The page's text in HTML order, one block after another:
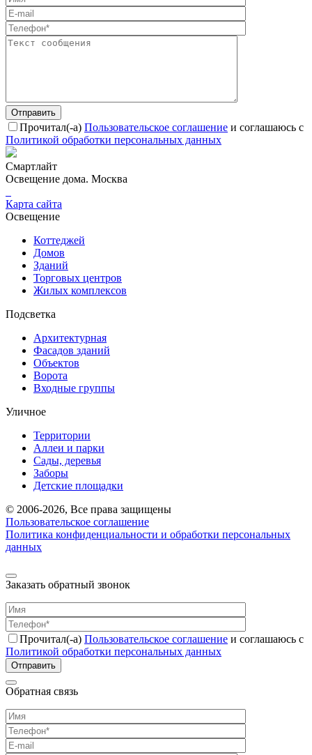
Отправить
Прочитал(-а) Пользовательское соглашение и соглашаюсь с
Политикой обработки персональных данных
Смартлайт
Освещение дома. Москва
Карта сайта
Освещение
Коттеджей
Домов
Зданий
Торговых центров
Жилых комплексов
Подсветка
Архитектурная
Фасадов зданий
Объектов
Ворота
Входные группы
Уличное
Территории
Аллеи и парки
Сады, деревья
Заборы
Детские площадки
© 2006-2026, Все права защищены
Пользовательское соглашение
Политика конфиденциальности и обработки персональных
данных
Заказать обратный звонок
Прочитал(-а) Пользовательское соглашение и соглашаюсь с
Политикой обработки персональных данных
Отправить
Обратная связь